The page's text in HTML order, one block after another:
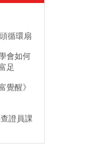
循環扇
會如何
足
覺醒》
證員課